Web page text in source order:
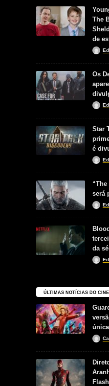
The
de
Os
Star
é
será
da
ÚLTIMAS NOTÍCIAS DO
Flash